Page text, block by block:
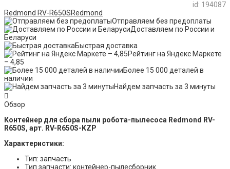
id: 194087
Redmond RV-R650SRedmond
Отправляем без предоплаты
Доставляем по России и
Беларуси
Быстрая доставка
Рейтинг на Яндекс Маркете
– 4,85
Более 15 000 деталей в
наличии
Найдем запчасть за 3 минуты
Обзор
Контейнер для сбора пыли робота-пылесоса Redmond RV-
R650S, арт. RV-R650S-KZP
Характеристики:
Тип: запчасть
Тип запчасти: контейнер-пылесборник